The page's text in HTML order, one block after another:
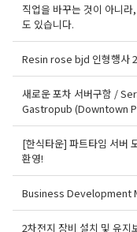
직업을 바꾸는 것이 아니
도 있습니다.
Resin rose bjd 인형행사
새로운 포차 서버구함 /
Gastropub (Downtown
[한식타운] 파트타임 서버
환영!
Business Development
2차전지 장비 설치 및 유지